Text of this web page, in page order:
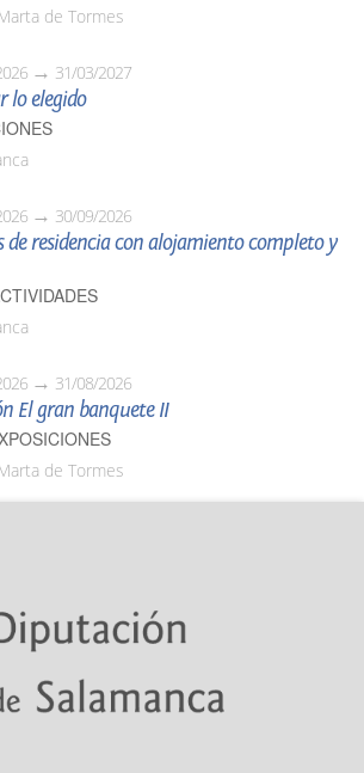
de Tormes
31/03/2027
lo elegido
30/09/2026
de residencia con alojamiento completo y
31/08/2026
El gran banquete II
de Tormes